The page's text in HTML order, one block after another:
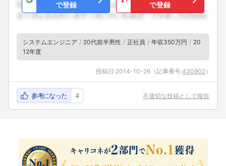
で登録
で登録
システムエンジニア 20代前半男性 正社員 年収350万円
20
12年度
投稿日:2014-10-26 （記事番号:430902）
参考になった 4 不適切な投稿として報告